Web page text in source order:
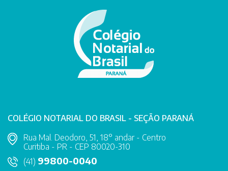
COLÉGIO NOTARIAL DO BRASIL - SEÇÃO PARANÁ
Rua Mal. Deodoro, 51, 18° andar - Centro
Curitiba - PR - CEP 80020-310
(41) 99800-0040